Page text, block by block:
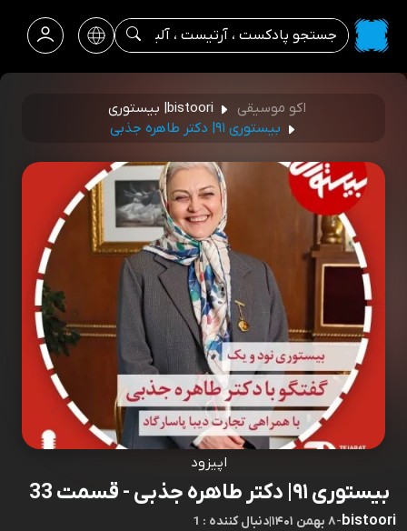
اکو موسیقی
bistoori| بیستوری
بیستوری ۹۱| دکتر طاهره جذبی
اپیزود
بیستوری ۹۱| دکتر طاهره جذبی - قسمت 33
bistoori
-۸ بهمن ۱۴۰۱ |1 : دنبال کننده